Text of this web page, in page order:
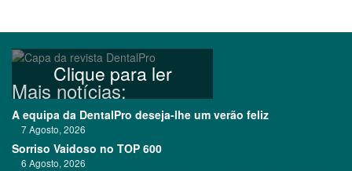
Clique para ler
Mais notícias:
A equipa da DentalPro deseja-lhe um verão feliz
7 Agosto, 2026
Sorriso Vaidoso no TOP 600
6 Agosto, 2026